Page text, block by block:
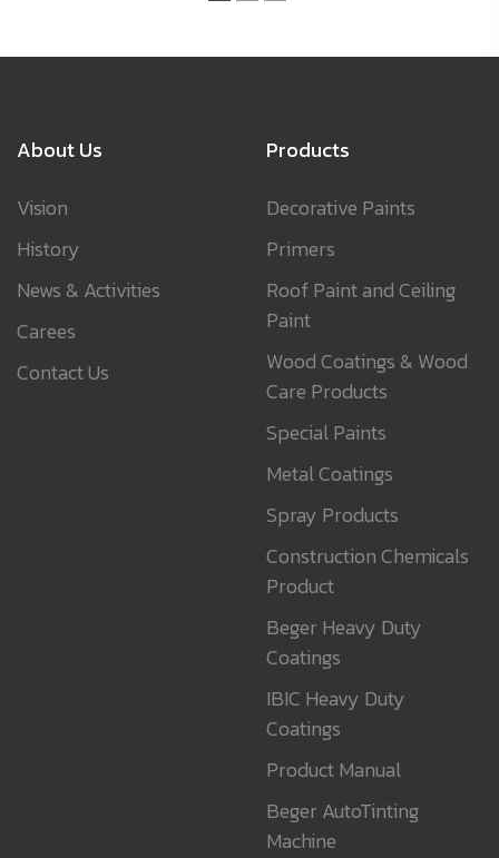
About Us
Vision
History
News & Activities
Carees
Contact Us
Products
Decorative Paints
Primers
Roof Paint and Ceiling
Paint
Wood Coatings & Wood
Care Products
Special Paints
Metal Coatings
Spray Products
Construction Chemicals
Product
Beger Heavy Duty
Coatings
IBIC Heavy Duty
Coatings
Product Manual
Beger AutoTinting
Machine